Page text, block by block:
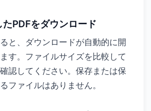
たPDFをダウンロード
と、ダウンロードが自動的に開
す。ファイルサイズを比較して
認してください。保存または保
ファイルはありません。